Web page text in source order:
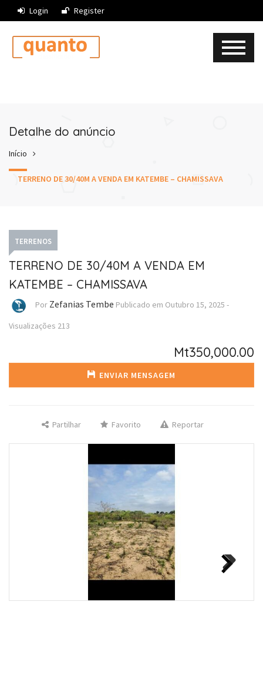
Login Register
Detalhe do anúncio
Início
TERRENO DE 30/40M A VENDA EM KATEMBE – CHAMISSAVA
TERRENOS
TERRENO DE 30/40M A VENDA EM
KATEMBE – CHAMISSAVA
Por Zefanias Tembe Publicado em Outubro 15, 2025 -
Visualizações 213
Mt350,000.00
ENVIAR MENSAGEM
Partilhar Favorito Reportar